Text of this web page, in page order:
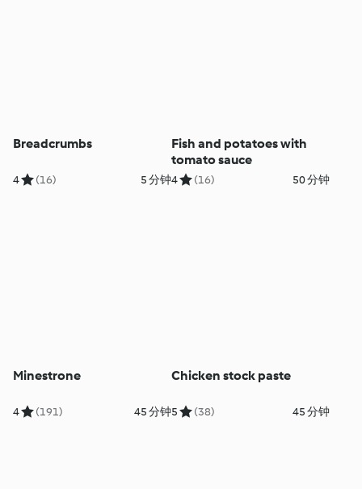
Breadcrumbs
4 (16) 5 分钟
Fish and potatoes with
tomato sauce
4 (16) 50 分钟
Minestrone
4 (191) 45 分钟
Chicken stock paste
5 (38) 45 分钟